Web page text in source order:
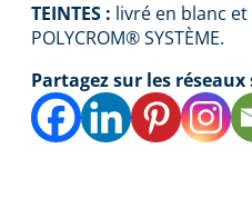
TEINTES : livré en blanc
POLYCROM® SYSTÈME.
Partagez sur les réseaux